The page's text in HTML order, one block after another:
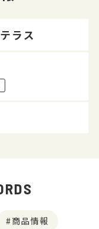
ラス
商品情報